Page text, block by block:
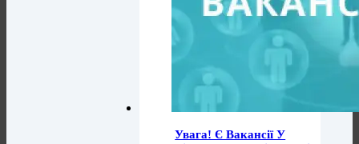
Увага! Є Вакансії У